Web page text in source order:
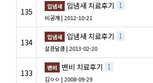
135 입냄새 입냄새 치료후기 1
비공개| 2012-10-21
134 입냄새 입냄새 치료후기 1
살큼달콤| 2013-02-20
133 변비 변비 치료후기 1
김ㅇㅇ | 2008-09-29